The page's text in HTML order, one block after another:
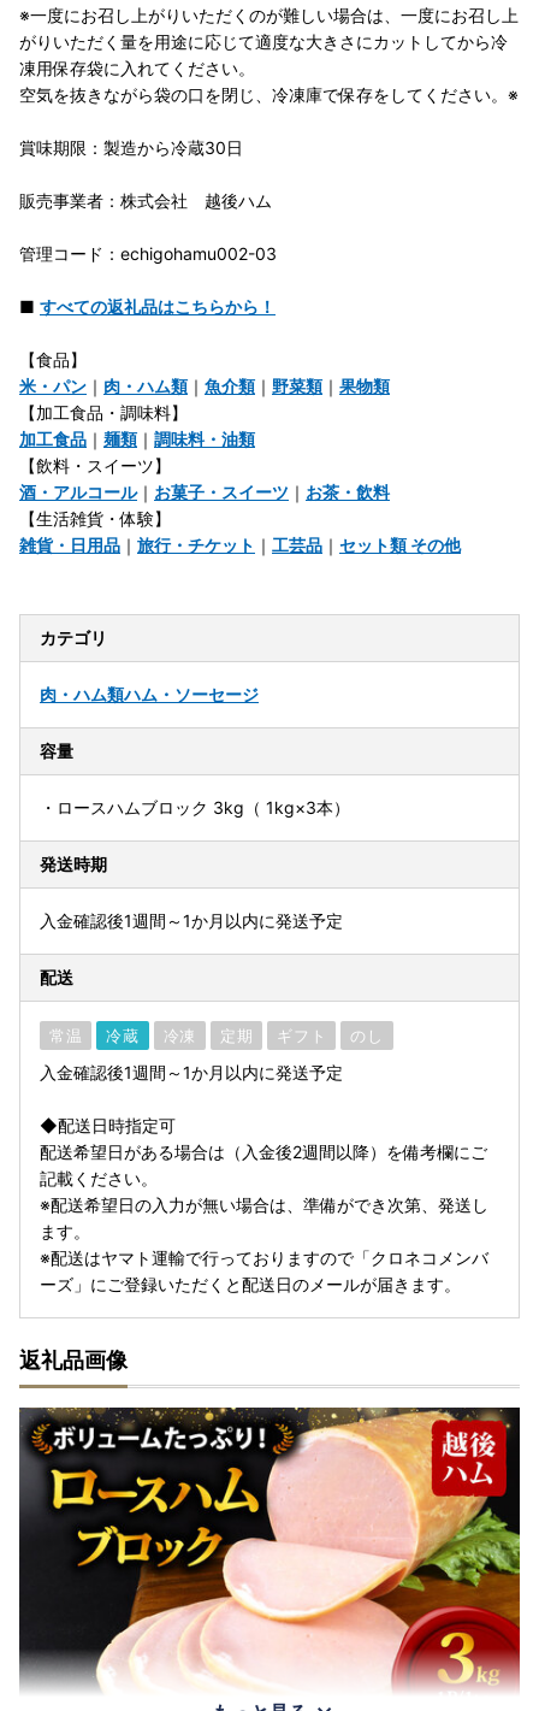
※一度にお召し上がりいただくのが難しい場合は、一度にお召し上
がりいただく量を用途に応じて適度な大きさにカットしてから冷
凍用保存袋に入れてください。
空気を抜きながら袋の口を閉じ、冷凍庫で保存をしてください。※
賞味期限：製造から冷蔵30日
販売事業者：株式会社 越後ハム
管理コード：echigohamu002-03
■ すべての返礼品はこちらから！
【食品】
米・パン ｜ 肉・ハム類 ｜ 魚介類 ｜ 野菜類 ｜ 果物類
【加工食品・調味料】
加工食品 ｜ 麺類 ｜ 調味料・油類
【飲料・スイーツ】
酒・アルコール｜ お菓子・スイーツ ｜ お茶・飲料
【生活雑貨・体験】
雑貨・日用品 ｜ 旅行・チケット ｜ 工芸品 ｜ セット類 その他
カテゴリ
肉・ハム類ハム・ソーセージ
容量
・ロースハムブロック 3kg（ 1kg×3本）
発送時期
入金確認後1週間～1か月以内に発送予定
配送
常温 冷蔵 冷凍 定期 ギフト のし
入金確認後1週間～1か月以内に発送予定
◆配送日時指定可
配送希望日がある場合は（入金後2週間以降）を備考欄にご
記載ください。
※配送希望日の入力が無い場合は、準備ができ次第、発送し
ます。
※配送はヤマト運輸で行っておりますので「クロネコメンバ
ーズ」にご登録いただくと配送日のメールが届きます。
返礼品画像